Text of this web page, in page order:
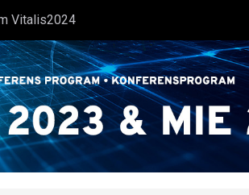
Vitalis2024